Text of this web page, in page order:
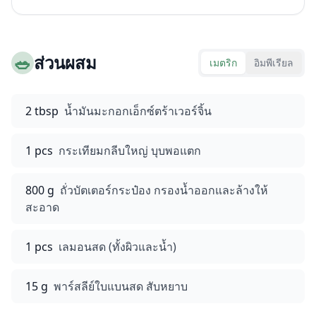
🥗ส่วนผสม เมตริก อิมพีเรียล
2 tbsp น้ำมันมะกอกเอ็กซ์ตร้าเวอร์จิ้น
1 pcs กระเทียมกลีบใหญ่ บุบพอแตก
800 g ถั่วบัตเตอร์กระป๋อง กรองน้ำออกและล้างให้
สะอาด
1 pcs เลมอนสด (ทั้งผิวและน้ำ)
15 g พาร์สลีย์ใบแบนสด สับหยาบ